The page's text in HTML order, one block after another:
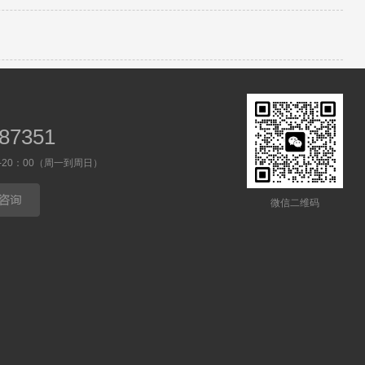
：00（周一到周日）
微信二维码